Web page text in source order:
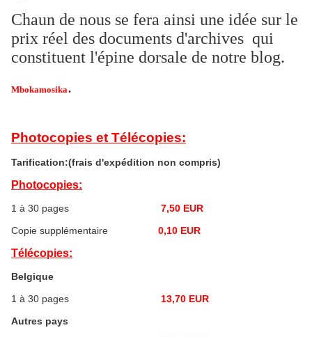
Chaun de nous se fera ainsi une idée sur le
prix réel des documents d'archives qui
constituent l'épine dorsale de notre blog.
Mbokamosika.
Photocopies et Télécopies:
Tarification:(frais d'expédition non compris)
Photocopies:
1 à 30 pages
7,50 EUR
Copie supplémentaire 0,10 EUR
Télécopies:
Belgique
1 à 30 pages 13,70 EUR
Autres pays